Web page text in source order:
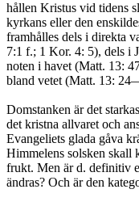
hållen Kristus vid tidens
kyrkans eller den
framhålles dels i direkta
7:1 f.; 1 Kor. 4: 5), dels i
noten i havet (Matt. 13:
bland vetet (Matt. 13:
Domstanken är det
det kristna allvaret och
Evangeliets glada gåva
Himmelens solsken skall
frukt. Men är d. definitiv
ändras? Och är den